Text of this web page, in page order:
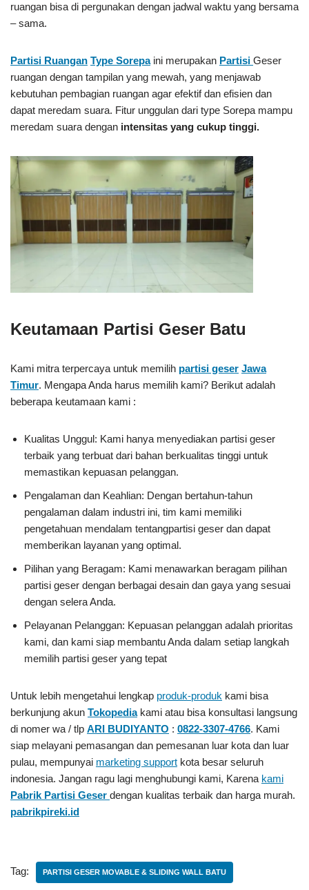
ruangan bisa di pergunakan dengan jadwal waktu yang bersama
– sama.
Partisi Ruangan Type Sorepaini merupakan Partisi Geser
ruangan dengan tampilan yang mewah, yang menjawab
kebutuhan pembagian ruangan agar efektif dan efisien dan
dapat meredam suara. Fitur unggulan dari type Sorepa mampu
meredam suara dengan intensitas yang cukup tinggi.
Keutamaan Partisi Geser Batu
Kami mitra terpercaya untuk memilih partisi geser Jawa
Timur. Mengapa Anda harus memilih kami? Berikut adalah
beberapa keutamaan kami :
Kualitas Unggul: Kami hanya menyediakan partisi geser
terbaik yang terbuat dari bahan berkualitas tinggi untuk
memastikan kepuasan pelanggan.
Pengalaman dan Keahlian: Dengan bertahun-tahun
pengalaman dalam industri ini, tim kami memiliki
pengetahuan mendalam tentangpartisi geser dan dapat
memberikan layanan yang optimal.
Pilihan yang Beragam: Kami menawarkan beragam pilihan
partisi geser dengan berbagai desain dan gaya yang sesuai
dengan selera Anda.
Pelayanan Pelanggan: Kepuasan pelanggan adalah prioritas
kami, dan kami siap membantu Anda dalam setiap langkah
memilih partisi geser yang tepat
Untuk lebih mengetahui lengkap produk-produk kami bisa
berkunjung akun Tokopediakami atau bisa konsultasi langsung
di nomer wa / tlp ARI BUDIYANTO : 0822-3307-4766. Kami
siap melayani pemasangan dan pemesanan luar kota dan luar
pulau, mempunyai marketing support kota besar seluruh
indonesia. Jangan ragu lagi menghubungi kami, Karena kami
Pabrik Partisi Geser dengan kualitas terbaik dan harga murah.
pabrikpireki.id
Tag: PARTISI GESER MOVABLE & SLIDING WALL BATU